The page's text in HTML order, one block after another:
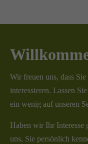
Wir freuen uns, dass
interessieren. Lassen
ein wenig auf unseren
Haben wir Ihr Interesse
uns, Sie persönlich